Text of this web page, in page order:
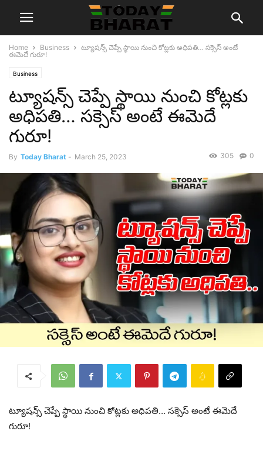
Home Business
ట్యూషన్స్ చెప్పే స్థాయి నుంచి కోట్లకు అధిపతి… సక్సెస్ అంటే
ఈమెదే గురూ!
Business
ట్యూషన్స్ చెప్పే స్థాయి నుంచి కోట్లకు
అధిపతి… సక్సెస్ అంటే ఈమెదే
గురూ!
By Today Bharat - March 25, 2023 0
305
ట్యూషన్స్ చెప్పే స్థాయి నుంచి కోట్లకు అధిపతి… సక్సెస్ అంటే ఈమెదే
గురూ!